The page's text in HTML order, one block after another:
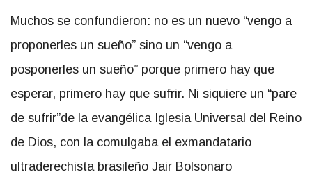
Muchos se confundieron: no es un nuevo “vengo a
proponerles un sueño” sino un “vengo a
posponerles un sueño” porque primero hay que
esperar, primero hay que sufrir. Ni siquiere un “pare
de sufrir”de la evangélica Iglesia Universal del Reino
de Dios, con la comulgaba el exmandatario
ultraderechista brasileño Jair Bolsonaro